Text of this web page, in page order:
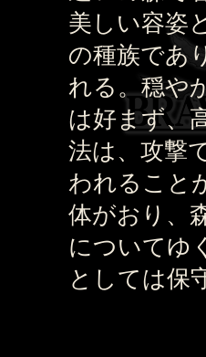
美しい容姿
の種族であ
れる。穏や
は好まず、
法は、攻撃
われること
体がおり、
についてゆ
としては保